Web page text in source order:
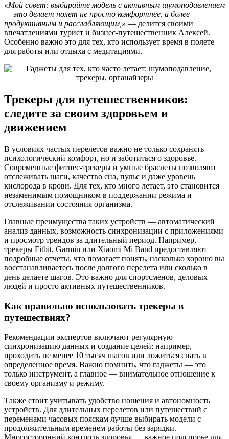
«Мой совет: выбирайте модель с активным шумоподавлением
— это делает полет не просто комфортнее, а более
продуктивным и расслабляющим,» — делится своими
впечатлениями турист и бизнес-путешественник Алексей.
Особенно важно это для тех, кто использует время в полете
для работы или отдыха с медитациями.
Трекеры для путешественников:
следите за своим здоровьем и
движением
В условиях частых перелетов важно не только сохранять
психологический комфорт, но и заботиться о здоровье.
Современные фитнес-трекеры и умные браслеты позволяют
отслеживать шаги, качество сна, пульс и даже уровень
кислорода в крови. Для тех, кто много летает, это становится
незаменимым помощником в поддержании режима и
отслеживании состояния организма.
Главные преимущества таких устройств — автоматический
анализ данных, возможность синхронизации с приложениями
и просмотр трендов за длительный период. Например,
трекеры Fitbit, Garmin или Xiaomi Mi Band предоставляют
подробные отчеты, что помогает понять, насколько хорошо вы
восстанавливаетесь после долгого перелета или сколько в
день делаете шагов. Это важно для спортсменов, деловых
людей и просто активных путешественников.
Как правильно использовать трекеры в
путешествиях?
Рекомендации экспертов включают регулярную
синхронизацию данных и создание целей: например,
проходить не менее 10 тысяч шагов или ложиться спать в
определенное время. Важно помнить, что гаджеты — это
только инструмент, а главное — внимательное отношение к
своему организму и режиму.
Также стоит учитывать удобство ношения и автономность
устройств. Для длительных перелетов или путешествий с
переменами часовых пояскам лучше выбирать модели с
продолжительным временем работы без зарядки.